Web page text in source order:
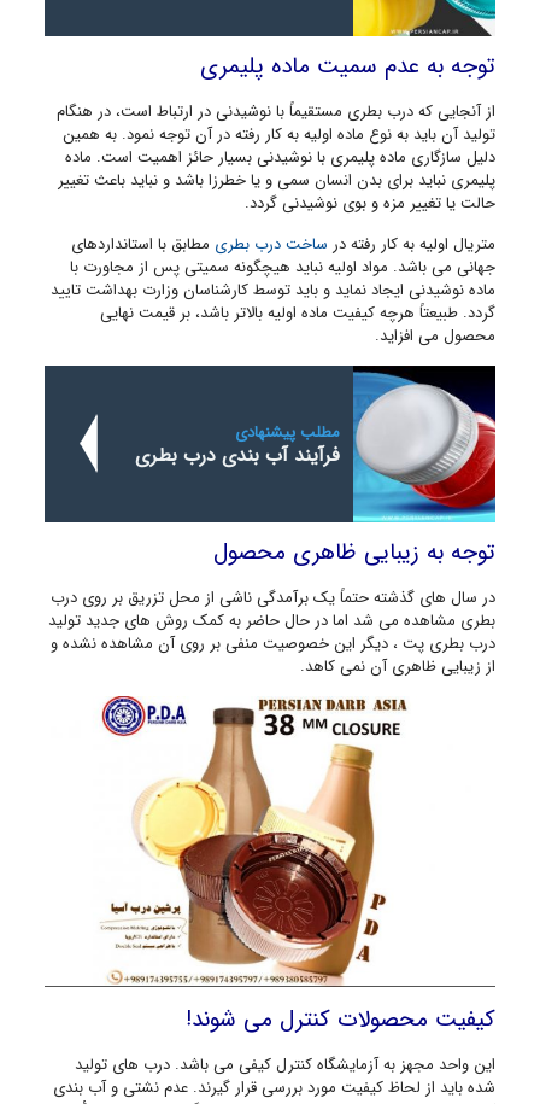
توجه به عدم سمیت ماده پلیمری
از آنجایی که درب بطری مستقیماً با نوشیدنی در ارتباط است، در هنگام
تولید آن باید به نوع ماده اولیه به کار رفته در آن توجه نمود. به همین
دلیل سازگاری ماده پلیمری با نوشیدنی بسیار حائز اهمیت است. ماده
پلیمری نباید برای بدن انسان سمی و یا خطرزا باشد و نباید باعث تغییر
حالت یا تغییر مزه و بوی نوشیدنی گردد.
متریال اولیه به کار رفته در ساخت درب بطری مطابق با استانداردهای
جهانی می باشد. مواد اولیه نباید هیچگونه سمیتی پس از مجاورت با
ماده نوشیدنی ایجاد نماید و باید توسط کارشناسان وزارت بهداشت تایید
گردد. طبیعتاً هرچه کیفیت ماده اولیه بالاتر باشد، بر قیمت نهایی
محصول می افزاید.
مطلب پیشنهادی
فرآیند آب بندی درب بطری
توجه به زیبایی ظاهری محصول
در سال های گذشته حتماً یک برآمدگی ناشی از محل تزریق بر روی درب
بطری مشاهده می شد اما در حال حاضر به کمک روش های جدید تولید
درب بطری پت ، دیگر این خصوصیت منفی بر روی آن مشاهده نشده و
از زیبایی ظاهری آن نمی کاهد.
کیفیت محصولات کنترل می شوند!
این واحد مجهز به آزمایشگاه کنترل کیفی می باشد. درب های تولید
شده باید از لحاظ کیفیت مورد بررسی قرار گیرند. عدم نشتی و آب بندی